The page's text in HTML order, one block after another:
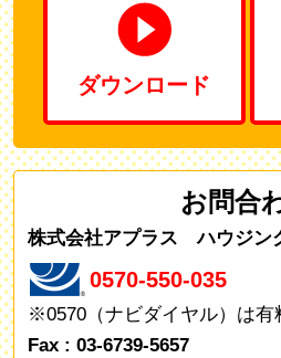
ダウンロード
お問合
株式会社アプラス ハウジン
0570-550-035
※0570（ナビダイヤル）は有
Fax : 03-6739-5657